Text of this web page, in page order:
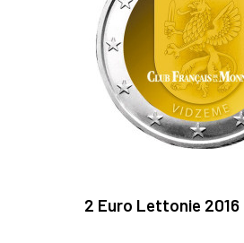
2 Euro Lettonie 2016